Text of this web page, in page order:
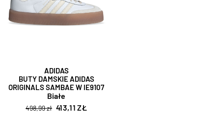
ADIDAS
BUTY DAMSKIE ADIDAS
ORIGINALS SAMBAE W IE9107
Białe
498,99 zł 413,11 ZŁ